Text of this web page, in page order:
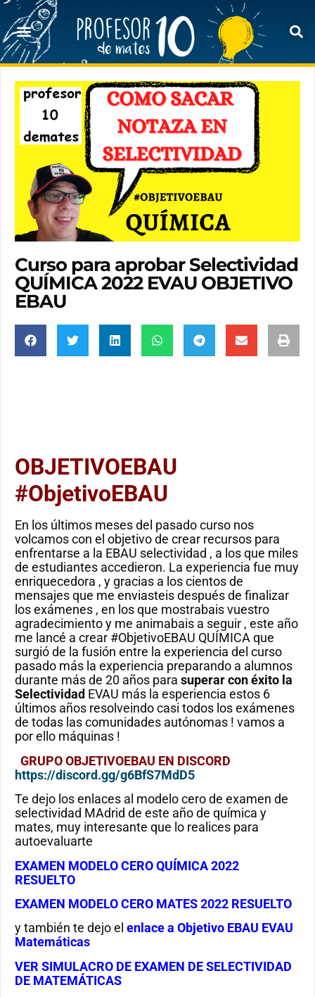
Curso para aprobar Selectividad
QUÍMICA 2022 EVAU OBJETIVO
EBAU
OBJETIVOEBAU
#ObjetivoEBAU
En los últimos meses del pasado curso nos
volcamos con el objetivo de crear recursos para
enfrentarse a la EBAU selectividad , a los que miles
de estudiantes accedieron. La experiencia fue muy
enriquecedora , y gracias a los cientos de
mensajes que me enviasteis después de finalizar
los exámenes , en los que mostrabais vuestro
agradecimiento y me animabais a seguir , este año
me lancé a crear #ObjetivoEBAU QUÍMICA que
surgió de la fusión entre la experiencia del curso
pasado más la experiencia preparando a alumnos
durante más de 20 años para superar con éxito la
Selectividad EVAU más la esperiencia estos 6
últimos años resolveindo casi todos los exámenes
de todas las comunidades autónomas ! vamos a
por ello máquinas !
GRUPO OBJETIVOEBAU EN DISCORD
https://discord.gg/g6BfS7MdD5
Te dejo los enlaces al modelo cero de examen de
selectividad MAdrid de este año de química y
mates, muy interesante que lo realices para
autoevaluarte
EXAMEN MODELO CERO QUÍMICA 2022
RESUELTO
EXAMEN MODELO CERO MATES 2022 RESUELTO
y también te dejo el enlace a Objetivo EBAU EVAU
Matemáticas
VER SIMULACRO DE EXAMEN DE SELECTIVIDAD
DE MATEMÁTICAS